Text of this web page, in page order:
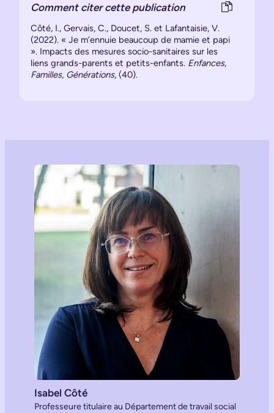
Comment citer cette publication
Côté, I., Gervais, C., Doucet, S. et Lafantaisie, V.
(2022). « Je m’ennuie beaucoup de mamie et papi
». Impacts des mesures socio-sanitaires sur les
liens grands-parents et petits-enfants. Enfances,
Familles, Générations, (40).
Isabel Côté
Professeure titulaire au Département de travail social